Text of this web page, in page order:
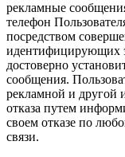
рекламные
телефон
посредством
идентифицирующих
достоверно
сообщения.
рекламной и другой
отказа путем
своем отказе по
связи.